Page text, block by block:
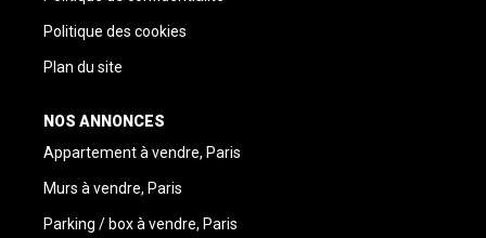
Politique des cookies
Plan du site
NOS ANNONCES
Appartement à vendre, Paris
Murs à vendre, Paris
Parking / box à vendre, Paris